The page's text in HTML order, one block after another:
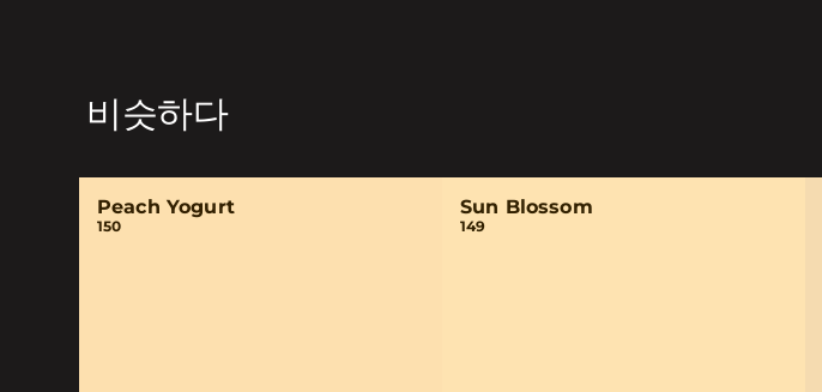
비슷하다
Peach Yogurt
150
Sun Blossom
149